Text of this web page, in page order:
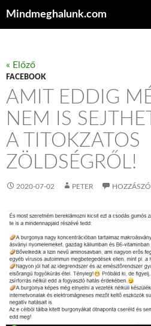
Mindmeghalunk.com
« Előző
FACEBOOK
AMIT EDDIG
NEM IS
A TITOKZATOS
ZÖLDSÉGRŐL!
2020-07-02 PETER